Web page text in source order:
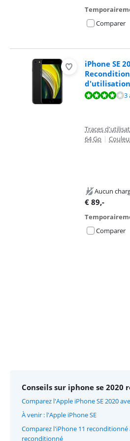
Comparer
iPhone SE
La note est de 7,9 sur 10, basée sur 3 avis.
3
Traces
64 Go |
Aucun
€ 89,-
Comparer
Conseils sur iphone se 2020
Comparez l'Apple iPhone SE 2020
À venir : l'Apple iPhone SE
Comparez l'iPhone 11 reconditionné
reconditionné